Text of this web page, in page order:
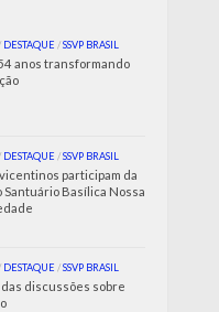
DESTAQUE /SSVP BRASIL
anos transformando
DESTAQUE /SSVP BRASIL
participam da
Santuário Basílica Nossa
DESTAQUE /SSVP BRASIL
das discussões sobre